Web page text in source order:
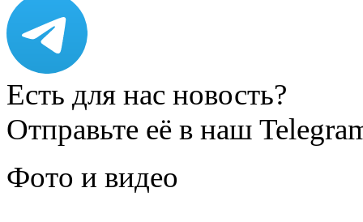
Есть для нас новость?
Отправьте её в наш
Фото и видео